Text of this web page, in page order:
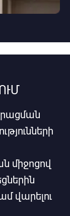
միջոցով
վարելու